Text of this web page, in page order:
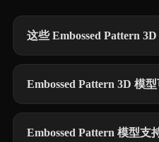
这些 Embossed Pattern
Embossed Pattern 3D 模
Embossed Pattern 模型支